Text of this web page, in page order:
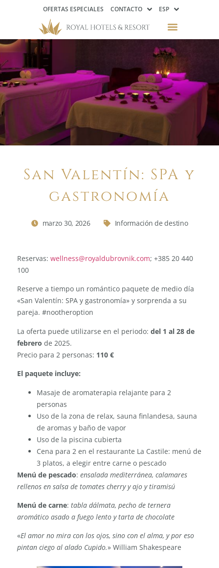
OFERTAS ESPECIALES CONTACTO ESP
San Valentín: SPA y
gastronomía
marzo 30, 2026 Información de destino
Reservas: wellness@royaldubrovnik.com; +385 20 440
100
Reserve a tiempo un romántico paquete de medio día
«San Valentín: SPA y gastronomía» y sorprenda a su
pareja. #nootheroption
La oferta puede utilizarse en el periodo: del 1 al 28 de
febrero de 2025.
Precio para 2 personas: 110 €
El paquete incluye:
Masaje de aromaterapia relajante para 2
personas
Uso de la zona de relax, sauna finlandesa, sauna
de aromas y baño de vapor
Uso de la piscina cubierta
Cena para 2 en el restaurante La Castile: menú de
3 platos, a elegir entre carne o pescado
Menú de pescado: ensalada mediterránea, calamares
rellenos en salsa de tomates cherry y ajo y tiramisú
Menú de carne: tabla dálmata, pecho de ternera
aromático asado a fuego lento y tarta de chocolate
«El amor no mira con los ojos, sino con el alma, y por eso
pintan ciego al alado Cupido.» William Shakespeare